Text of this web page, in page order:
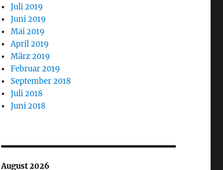
Juli 2019
Juni 2019
Mai 2019
April 2019
März 2019
Februar 2019
September 2018
Juli 2018
Juni 2018
August 2026